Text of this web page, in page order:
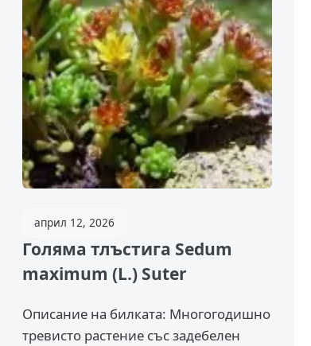
април 12, 2026
Голяма тлъстига Sedum
maximum (L.) Suter
Описание на билката: Многогодишно
тревисто растение със задебелен